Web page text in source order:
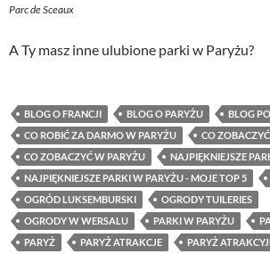
Parc de Sceaux
A Ty masz inne ulubione parki w Paryżu?
BLOG O FRANCJI BLOG O PARYŻU
BLOG
CO ROBIĆ ZA DARMO W PARYŻU
CO
CO ZOBACZYĆ W PARYŻU
NAJPIĘKNIEJSZE
NAJPIĘKNIEJSZE PARKI W PARYŻU - MOJE TOP 5
OGRÓD LUKSEMBURSKI
OGRODY TUILERIES
OGRODY W WERSALU
PARKI W PARYŻU
PARYŻ
PARYŻ ATRAKCJE
PARYŻ